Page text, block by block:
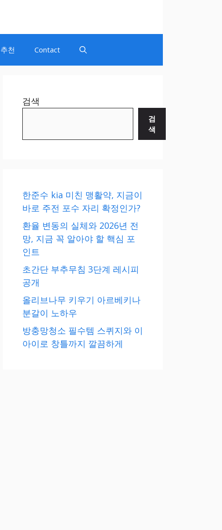
천 Contact
검색
검
색
한준수 kia 미친 맹활약, 지금이
바로 주전 포수 자리 확정인가?
환율 변동의 실체와 2026년 전
망, 지금 꼭 알아야 할 핵심 포
인트
초간단 부추무침 3단계 레시피
공개
올리브나무 키우기 아르베키나
분갈이 노하우
방충망청소 필수템 스퀴지와 이
아이로 창틀까지 깔끔하게